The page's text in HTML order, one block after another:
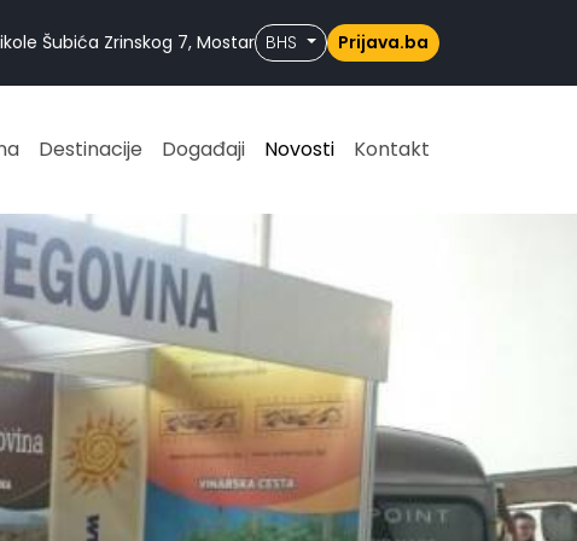
Šubića Zrinskog 7, Mostar BHS Prijava.ba
Destinacije Događaji Novosti Kontakt